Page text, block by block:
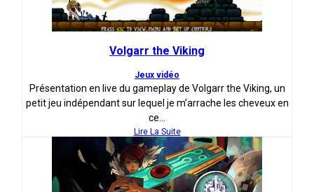
Volgarr the Viking
Jeux vidéo
Présentation en live du gameplay de Volgarr the Viking, un
petit jeu indépendant sur lequel je m’arrache les cheveux en
ce...
Lire La Suite